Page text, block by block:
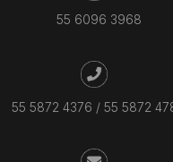
55 6096 3968
55 5872 4376 / 55 5872